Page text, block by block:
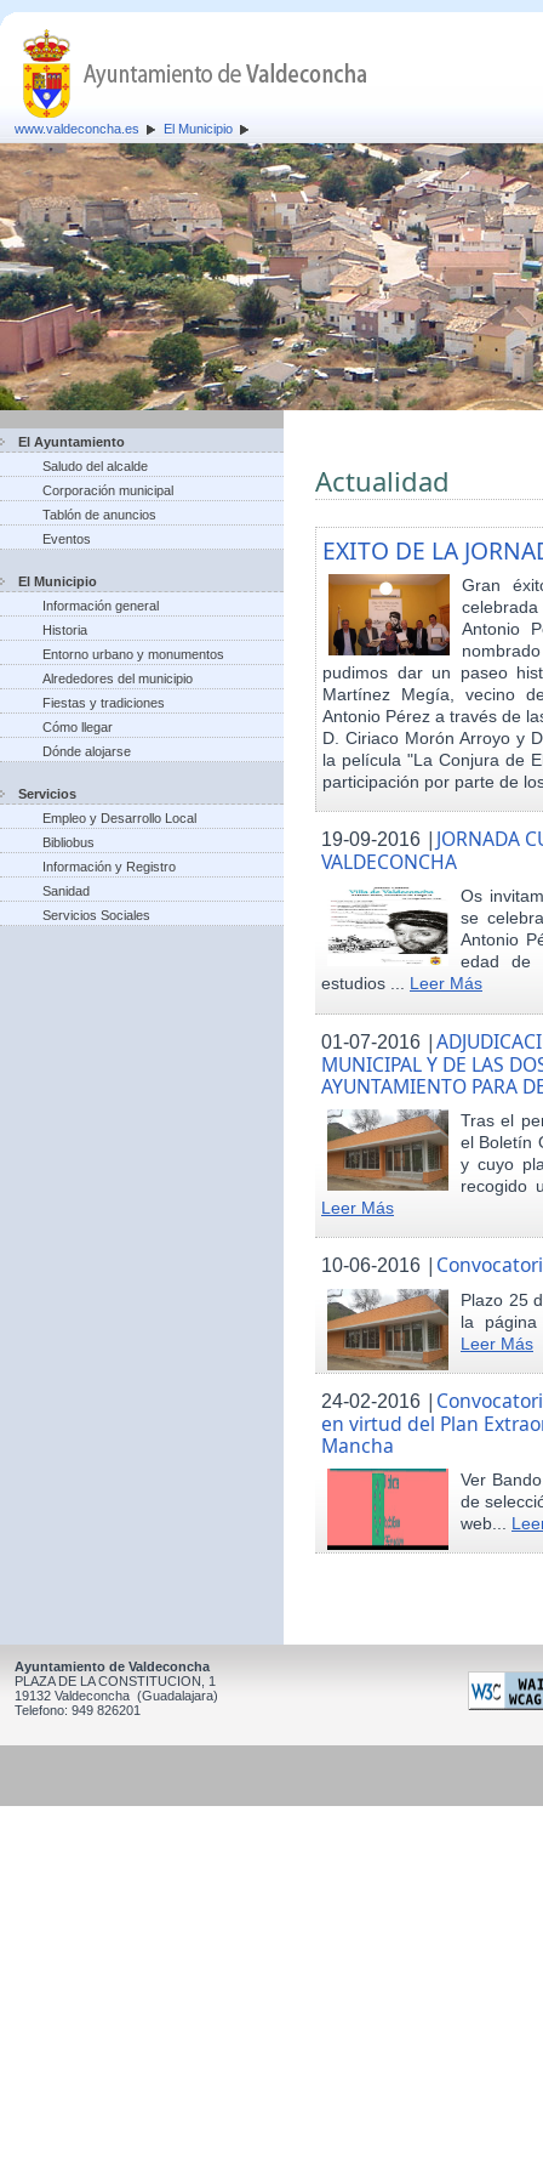
www.valdeconcha.es El Municipio
El Ayuntamiento
Saludo del alcalde
Corporación municipal
Tablón de anuncios
Eventos
El Municipio
Información general
Historia
Entorno urbano y monumentos
Alrededores del municipio
Fiestas y tradiciones
Cómo llegar
Dónde alojarse
Servicios
Empleo y Desarrollo Local
Bibliobus
Información y Registro
Sanidad
Servicios Sociales
Actualidad
EXITO DE LA
Gran
Antonio
pudimos dar un paseo
Martínez Megía, vecino
Antonio Pérez a través de
D. Ciriaco Morón Arroyo y
la película "La Conjura de
participación por parte de
19-09-2016 | JORNADA
VALDECONCHA
Os
se
Antonio
edad de
estudios ... Leer Más
01-07-2016 |
MUNICIPAL Y DE LAS
AYUNTAMIENTO PARA
Tras el
el Boletín
y cuyo
recogido
Leer Más
10-06-2016 |
Plazo 25
la
Leer Más
24-02-2016 |
en virtud del Plan
Mancha
Ver
de
web...
Ayuntamiento de Valdeconcha
PLAZA DE LA CONSTITUCION, 1
19132 Valdeconcha (Guadalajara)
Telefono: 949 826201